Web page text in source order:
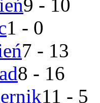
9 - 10
1 - 0
7 - 13
8 - 16
11 - 5